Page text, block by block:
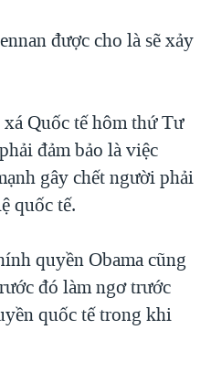
được cho là sẽ xảy
Quốc tế hôm thứ Tư
đảm bảo là việc
gây chết người phải
quốc tế.
quyền Obama cũng
đó làm ngơ trước
quốc tế trong khi